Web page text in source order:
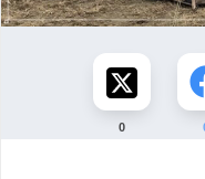
0